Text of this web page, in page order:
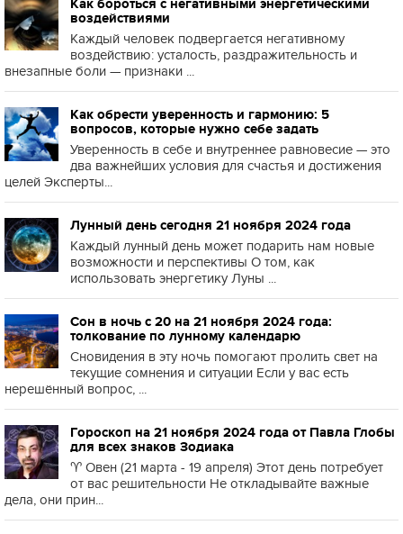
Как бороться с негативными энергетическими
воздействиями
Каждый человек подвергается негативному
воздействию: усталость, раздражительность и
внезапные боли — признаки ...
Как обрести уверенность и гармонию: 5
вопросов, которые нужно себе задать
Уверенность в себе и внутреннее равновесие — это
два важнейших условия для счастья и достижения
целей Эксперты...
Лунный день сегодня 21 ноября 2024 года
Каждый лунный день может подарить нам новые
возможности и перспективы О том, как
использовать энергетику Луны ...
Сон в ночь с 20 на 21 ноября 2024 года:
толкование по лунному календарю
Сновидения в эту ночь помогают пролить свет на
текущие сомнения и ситуации Если у вас есть
нерешённый вопрос, ...
Гороскоп на 21 ноября 2024 года от Павла Глобы
для всех знаков Зодиака
♈️ Овен (21 марта - 19 апреля) Этот день потребует
от вас решительности Не откладывайте важные
дела, они прин...